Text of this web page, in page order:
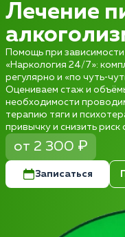
Лечение
Помощь при
«Наркология 24/7»:
регулярно и «по
Оцениваем стаж и
необходимости
терапию тяги и
привычку и снизить
от 2 300 ₽
Записаться